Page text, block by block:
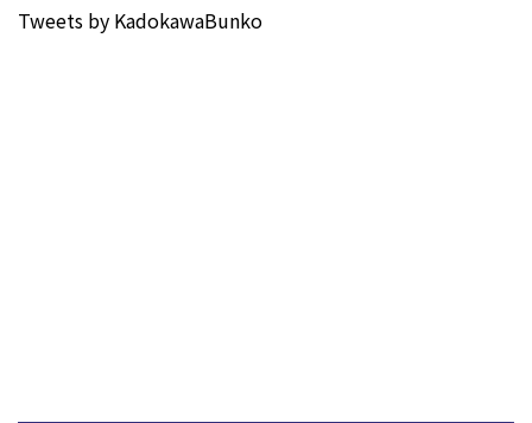
Tweets by KadokawaBunko